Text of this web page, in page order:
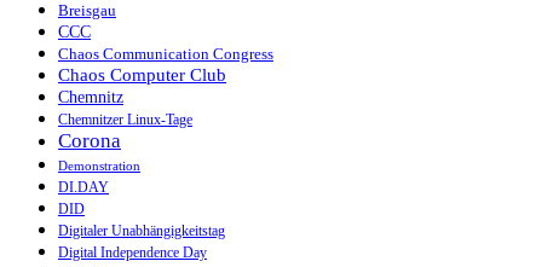
Breisgau
CCC
Chaos Communication Congress
Chaos Computer Club
Chemnitz
Chemnitzer Linux-Tage
Corona
Demonstration
DI.DAY
DID
Digitaler Unabhängigkeitstag
Digital Independence Day